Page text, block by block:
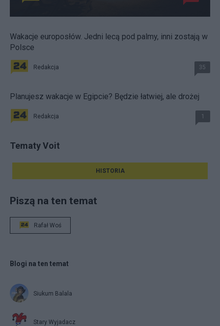
Wakacje europosłów. Jedni lecą pod palmy, inni zostają w
Polsce
Redakcja 35
Planujesz wakacje w Egipcie? Będzie łatwiej, ale drożej
Redakcja 1
Tematy Voit
HISTORIA
Piszą na ten temat
Rafał Woś
Blogi na ten temat
Siukum Balala
Stary Wyjadacz